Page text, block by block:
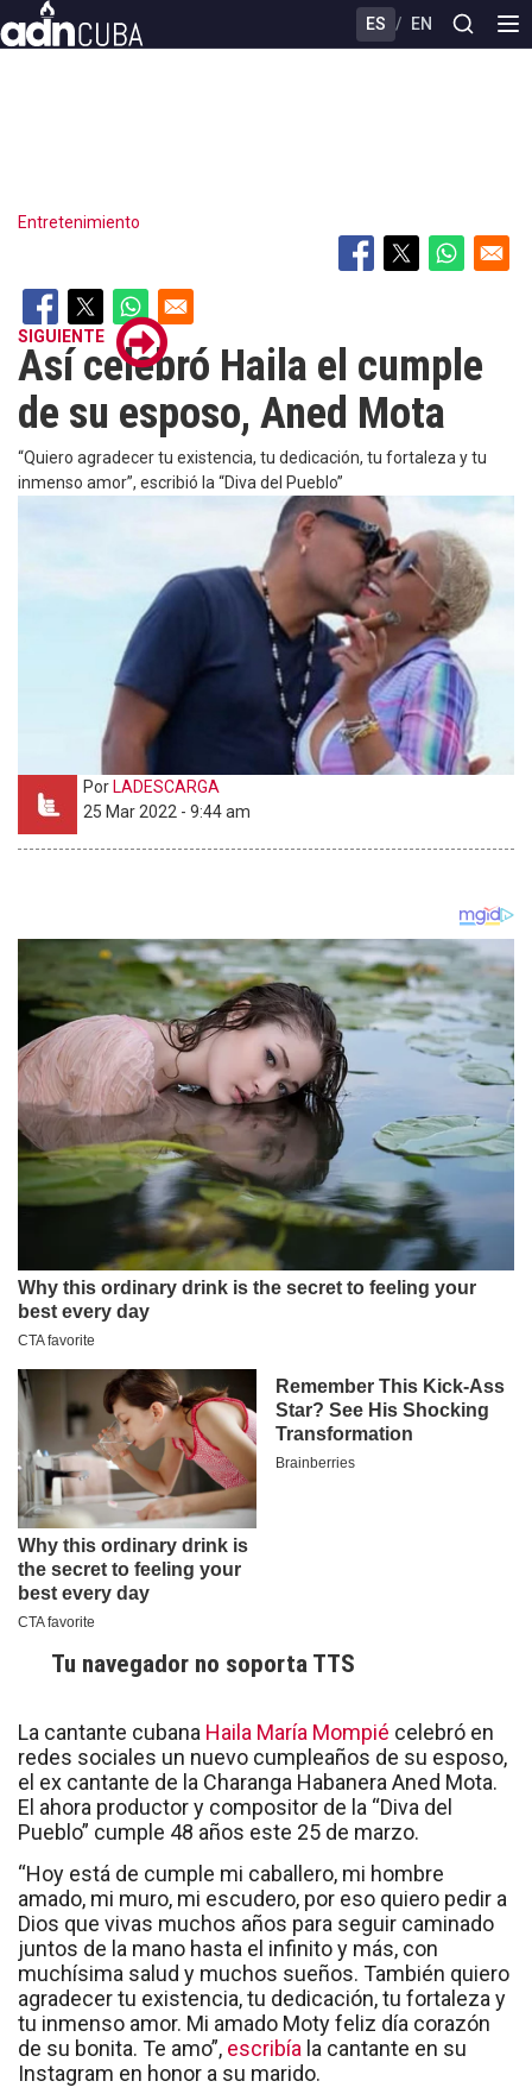
to
ES / EN
Entretenimiento
SIGUIENTE
Así celebró Haila el cumple
de su esposo, Aned Mota
“Quiero agradecer tu existencia, tu dedicación, tu fortaleza y tu
inmenso amor”, escribió la “Diva del Pueblo”
Por LADESCARGA
25 Mar 2022 - 9:44 am
Tu navegador no soporta TTS
La cantante cubana Haila María Mompié celebró en
redes sociales un nuevo cumpleaños de su esposo,
el ex cantante de la Charanga Habanera Aned Mota.
El ahora productor y compositor de la “Diva del
Pueblo” cumple 48 años este 25 de marzo.
“Hoy está de cumple mi caballero, mi hombre
amado, mi muro, mi escudero, por eso quiero pedir a
Dios que vivas muchos años para seguir caminado
juntos de la mano hasta el infinito y más, con
muchísima salud y muchos sueños. También quiero
agradecer tu existencia, tu dedicación, tu fortaleza y
tu inmenso amor. Mi amado Moty feliz día corazón
de su bonita. Te amo”, escribía la cantante en su
Instagram en honor a su marido.